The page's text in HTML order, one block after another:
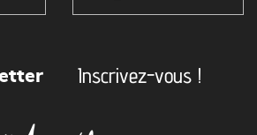
Inscrivez-vous !